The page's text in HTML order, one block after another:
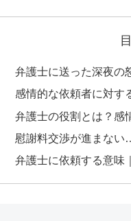
弁護士に送った深夜の
感情的な依頼者に対す
弁護士の役割とは？感
慰謝料交渉が進まな
弁護士に依頼する意味